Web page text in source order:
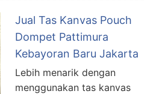
Jual Tas Kanvas Pouch
Dompet Pattimura
Kebayoran Baru Jakarta
Lebih menarik dengan
menggunakan tas kanvas